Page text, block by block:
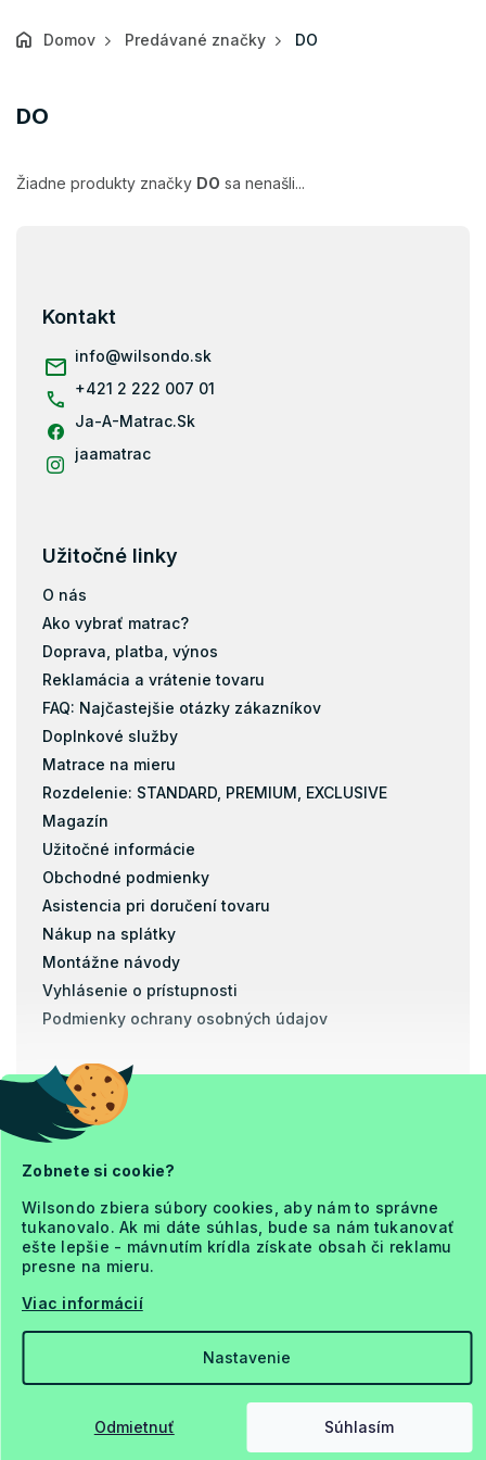
Zobnete si cookie?
Wilsondo zbiera súbory cookies, aby nám to správne
tukanovalo. Ak mi dáte súhlas, bude sa nám tukanovať
ešte lepšie - mávnutím krídla získate obsah či reklamu
presne na mieru.
Viac informácií
Nastavenie
Odmietnuť Súhlasím
Domov Predávané značky DO
DO
Žiadne produkty značky DO sa nenašli...
Kontakt
info@wilsondo.sk
+421 2 222 007 01
Ja-A-Matrac.Sk
jaamatrac
Užitočné linky
O nás
Ako vybrať matrac?
Doprava, platba, výnos
Reklamácia a vrátenie tovaru
FAQ: Najčastejšie otázky zákazníkov
Doplnkové služby
Matrace na mieru
Rozdelenie: STANDARD, PREMIUM, EXCLUSIVE
Magazín
Užitočné informácie
Obchodné podmienky
Asistencia pri doručení tovaru
Nákup na splátky
Montážne návody
Vyhlásenie o prístupnosti
Podmienky ochrany osobných údajov
Vytvoril Shoptet Premium
Ja a Matrac
. Všetky práva vyhradené.
Upraviť nastavenie cookies